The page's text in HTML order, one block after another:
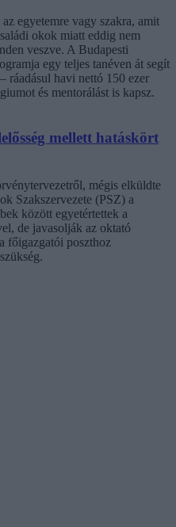
egyetemre vagy szakra, amit
okok miatt eddig nem
veszve. A Budapesti
egy teljes tanéven át segít
ráadásul havi nettó 150 ezer
és mentorálást is kapsz.
mellett hatáskört
mégis elküldte
Szakszervezete (PSZ) a
között egyetértettek a
de javasolják az oktató
főigazgatói poszthoz